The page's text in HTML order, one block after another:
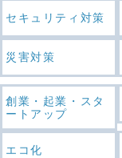
セキュリティ対策
災害対策
創業・起業・スタ
ートアップ
エコ化